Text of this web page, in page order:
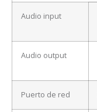
Audio input
Audio output
Puerto de red